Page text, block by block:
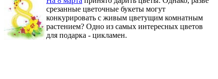
срезанные цветочные букеты могут
конкурировать с живым цветущим комнатным
растением? Одно из самых интересных цветов
для подарка - цикламен.